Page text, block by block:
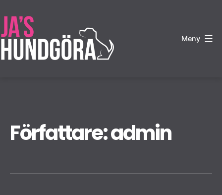
till
innehåll
Meny
Författare:admin